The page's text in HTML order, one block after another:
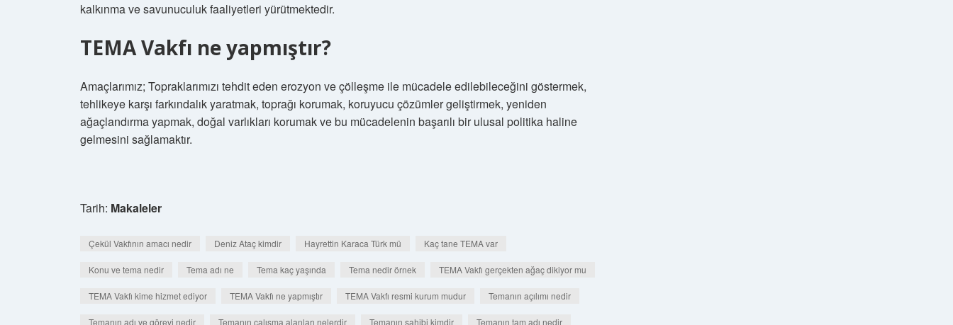
kalkınma ve savunuculuk faaliyetleri yürütmektedir.
TEMA Vakfı ne yapmıştır?
Amaçlarımız; Topraklarımızı tehdit eden erozyon ve çölleşme ile mücadele edilebileceğini göstermek,
tehlikeye karşı farkındalık yaratmak, toprağı korumak, koruyucu çözümler geliştirmek, yeniden
ağaçlandırma yapmak, doğal varlıkları korumak ve bu mücadelenin başarılı bir ulusal politika haline
gelmesini sağlamaktır.
Tarih: Makaleler
Çekül Vakfının amacı nedir Deniz Ataç kimdir Hayrettin Karaca Türk mü Kaç tane TEMA var
Konu ve tema nedir Tema adı ne Tema kaç yaşında Tema nedir örnek TEMA Vakfı gerçekten ağaç dikiyor mu
TEMA Vakfı kime hizmet ediyor TEMA Vakfı ne yapmıştır TEMA Vakfı resmi kurum mudur Temanın açılımı nedir
Temanın adı ve görevi nedir Temanın çalışma alanları nelerdir Temanın sahibi kimdir Temanın tam adı nedir